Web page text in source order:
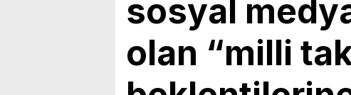
sosyal
olan “milli